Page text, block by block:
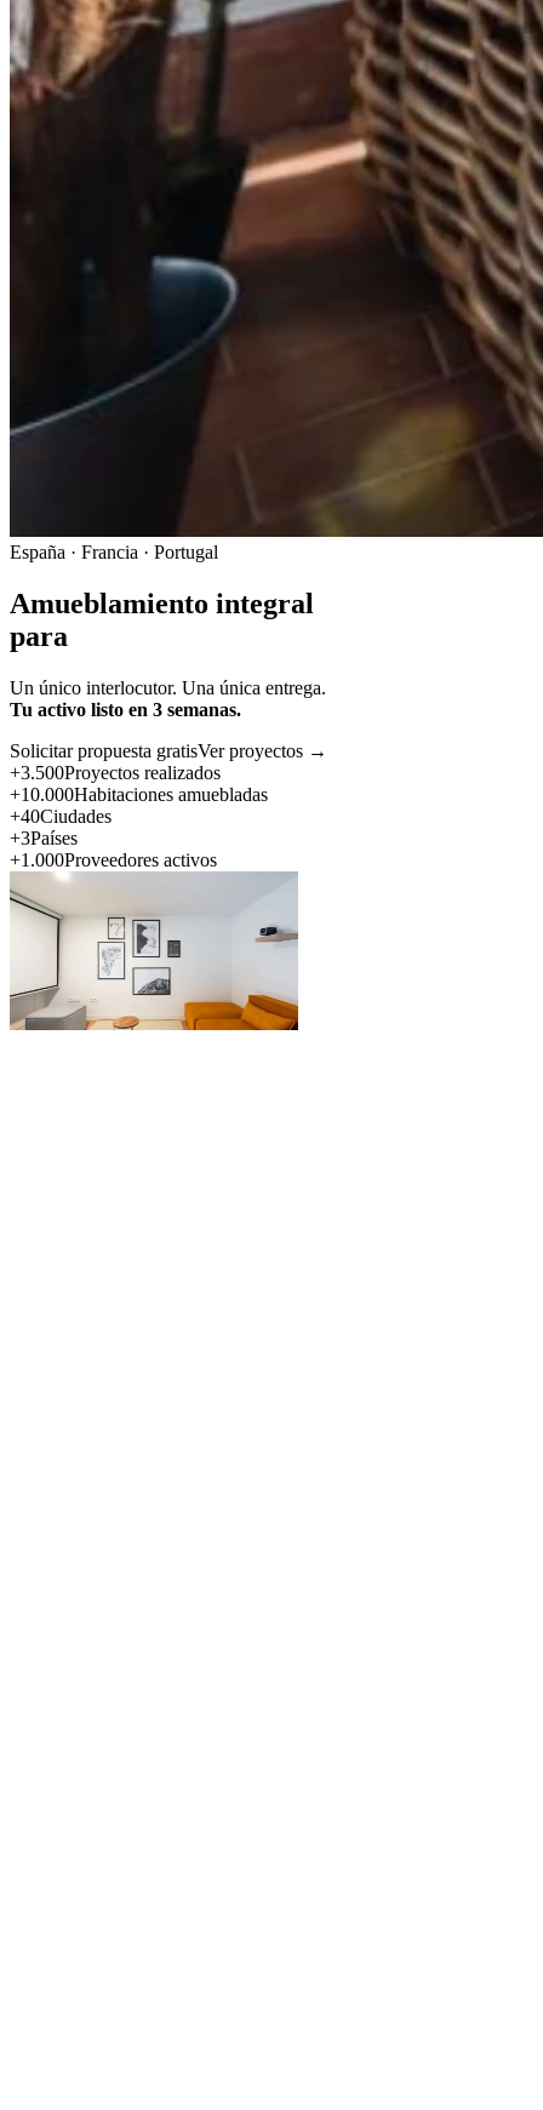
España · Francia · Portugal
Amueblamiento integral
para
Un único interlocutor. Una única entrega.
Tu activo listo en 3 semanas.
Solicitar propuesta gratisVer proyectos →
+3.500Proyectos realizados
+10.000Habitaciones amuebladas
+40Ciudades
+3Países
+1.000Proveedores activos